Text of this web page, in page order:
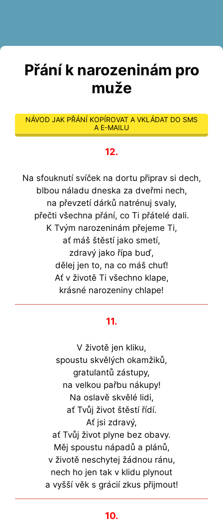
Přání k narozeninám pro
muže
NÁVOD JAK PŘÁNÍ KOPÍROVAT A VKLÁDAT DO SMS
A E-MAILU
12.
Na sfouknutí svíček na dortu připrav si dech,
blbou náladu dneska za dveřmi nech,
na převzetí dárků natrénuj svaly,
přečti všechna přání, co Ti přátelé dali.
K Tvým narozeninám přejeme Ti,
ať máš štěstí jako smetí,
zdravý jako řípa buď,
dělej jen to, na co máš chuť!
Ať v životě Ti všechno klape,
krásné narozeniny chlape!
11.
V životě jen kliku,
spoustu skvělých okamžiků,
gratulantů zástupy,
na velkou pařbu nákupy!
Na oslavě skvělé lidi,
ať Tvůj život štěstí řídí.
Ať jsi zdravý,
ať Tvůj život plyne bez obavy.
Měj spoustu nápadů a plánů,
v životě neschytej žádnou ránu,
nech ho jen tak v klidu plynout
a vyšší věk s grácií zkus přijmout!
10.